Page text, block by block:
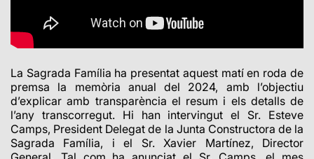
La Sagrada Família ha presentat aquest matí en roda de
premsa la memòria anual del 2024, amb l’objectiu
d’explicar amb transparència el resum i els detalls de
l’any transcorregut. Hi han intervingut el Sr. Esteve
Camps, President Delegat de la Junta Constructora de la
Sagrada Família, i el Sr. Xavier Martínez, Director